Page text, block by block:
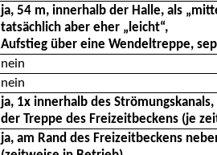
ja, 54 m, innerhalb der Halle, als
tatsächlich aber eher „leicht“,
Aufstieg über eine Wendeltreppe,
nein
nein
ja, 1x innerhalb des
der Treppe des Freizeitbeckens (je
ja, am Rand des Freizeitbeckens